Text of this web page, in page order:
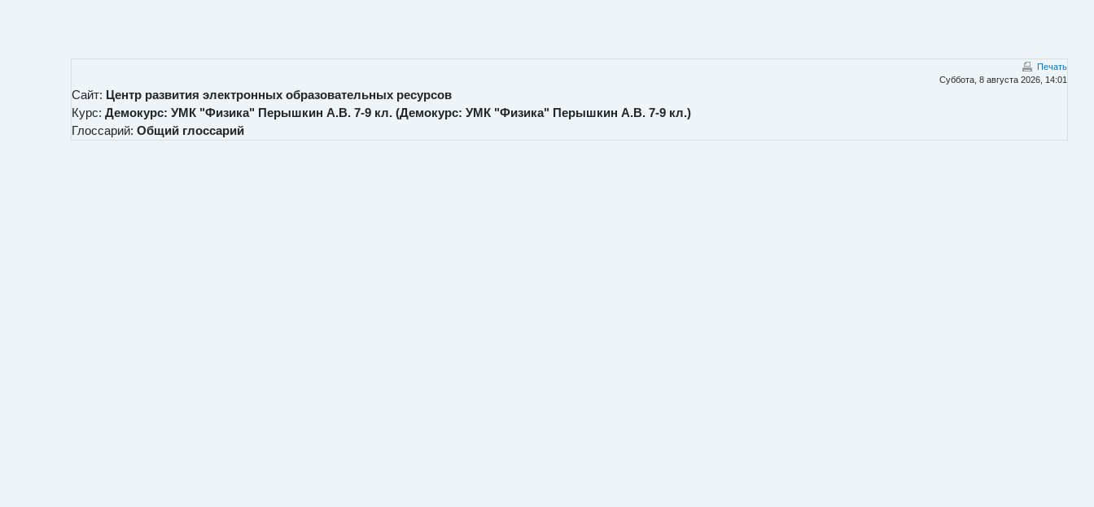
Печать
Суббота, 8 августа 2026, 14:01
Сайт: Центр развития электронных образовательных ресурсов
Курс: Демокурс: УМК "Физика" Перышкин А.В. 7-9 кл. (Демокурс: УМК "Физика" Перышкин А.В. 7-9 кл.)
Глоссарий: Общий глоссарий